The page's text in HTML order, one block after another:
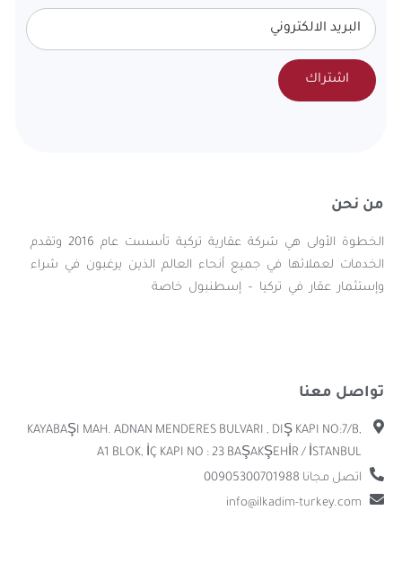
اشتراك
من نحن
الخطوة الأولى هي شركة عقارية تركية تأسست عام 2016 وتقدم
الخدمات لعملائها في جميع أنحاء العالم الذين يرغبون في شراء
وإستثمار عقار في تركيا – إسطنبول خاصة
تواصل معنا
KAYABAŞI MAH. ADNAN MENDERES BULVARI , DIŞ KAPI NO:7/B,
A1 BLOK, İÇ KAPI NO : 23 BAŞAKŞEHİR / İSTANBUL
اتصل مجانا 00905300701988
info@ilkadim-turkey.com